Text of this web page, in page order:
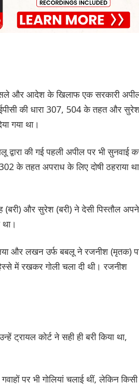
फैसले और आदेश के खिलाफ एक सरकारी
की धारा 307, 504 के तहत और
गया था।
की गई पहली अपील पर भी सुनवाई
के तहत अपराध के लिए दोषी ठहराया था
और सुरेश (बरी) ने देसी पिस्तौल अपने
और लखन उर्फ बबलू ने रजनीश (मृतक)
में रखकर गोली चला दी थी। रजनीश
ट्रायल कोर्ट ने सही ही बरी किया था,
पर भी गोलियां चलाई थीं, लेकिन किसी